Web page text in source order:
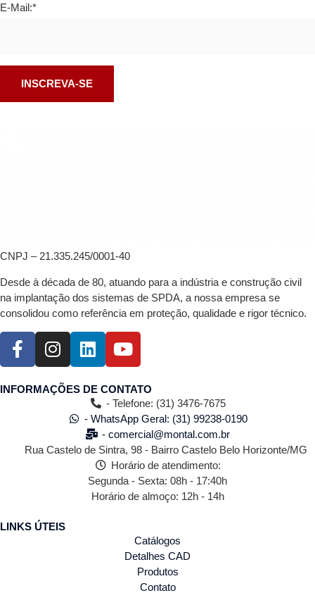
E-Mail:*
CNPJ – 21.335.245/0001-40
Desde à década de 80, atuando para a indústria e construção civil
na implantação dos sistemas de SPDA, a nossa empresa se
consolidou como referência em proteção, qualidade e rigor técnico.
INFORMAÇÕES DE CONTATO
- Telefone: (31) 3476-7675
- WhatsApp Geral: (31) 99238-0190
- comercial@montal.com.br
Rua Castelo de Sintra, 98 - Bairro Castelo Belo Horizonte/MG
Horário de atendimento:
Segunda - Sexta: 08h - 17:40h
Horário de almoço: 12h - 14h
LINKS ÚTEIS
Catálogos
Detalhes CAD
Produtos
Contato